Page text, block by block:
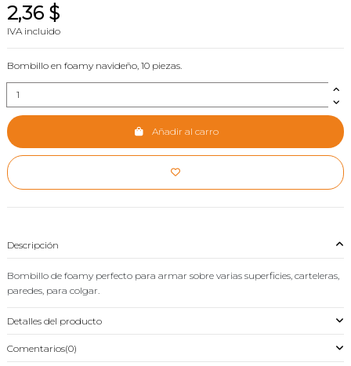
2,36 $
IVA incluido
Bombillo en foamy navideño, 10 piezas.
Añadir al carro
Descripción
Bombillo de foamy perfecto para armar sobre varias superficies, carteleras,
paredes, para colgar.
Detalles del producto
Comentarios(0)